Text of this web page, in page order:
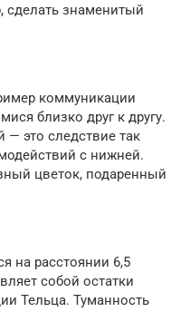
сделать знаменитый
коммуникации
близко друг к другу.
— это следствие так
с нижней.
цветок, подаренный
на расстоянии 6,5
собой остатки
Тельца. Туманность